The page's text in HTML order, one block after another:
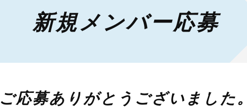
新規メンバー応募
ご応募ありがとうございました。